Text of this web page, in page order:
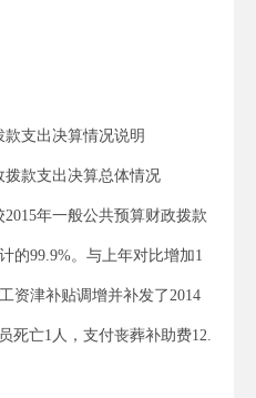
支出决算情况说明
拨款支出决算总体情况
年一般公共预算财政拨款
的99.9%。与上年对比增加1
资津补贴调增并补发了2014
死亡1人，支付丧葬补助费12.